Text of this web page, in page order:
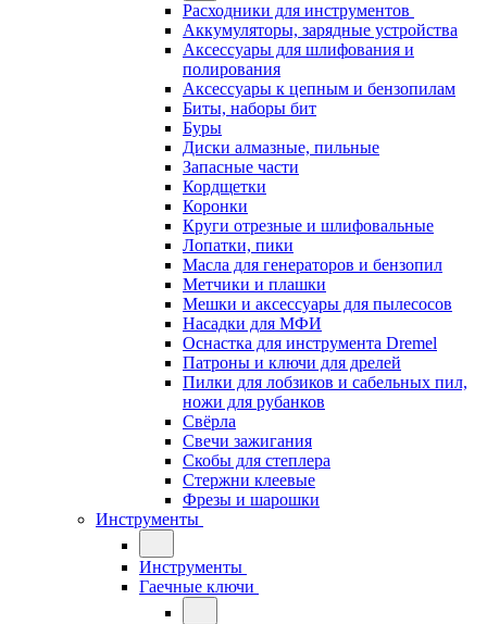
Расходники для инструментов
Аккумуляторы, зарядные устройства
Аксессуары для шлифования и
полирования
Аксессуары к цепным и бензопилам
Биты, наборы бит
Буры
Диски алмазные, пильные
Запасные части
Кордщетки
Коронки
Круги отрезные и шлифовальные
Лопатки, пики
Масла для генераторов и бензопил
Метчики и плашки
Мешки и аксессуары для пылесосов
Насадки для МФИ
Оснастка для инструмента Dremel
Патроны и ключи для дрелей
Пилки для лобзиков и сабельных пил,
ножи для рубанков
Свёрла
Свечи зажигания
Скобы для степлера
Стержни клеевые
Фрезы и шарошки
Инструменты
Инструменты
Гаечные ключи